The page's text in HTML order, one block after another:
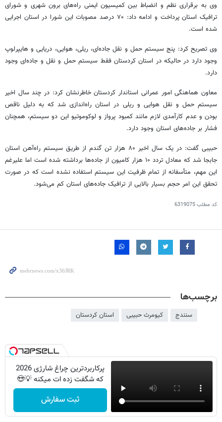
وی به برقراری نظم و انضباط بین کمیسیون ایمنی راه‌های برون شهری و شورای
ترافیک استان پرداخت و ادامه داد: ۷۰ درصد مصوبات این شورا در استان اجرایی
شده است.
وی تصریح کرد: پنج سیستم حمل و نقل جاده‌ای، ریلی، هوایی، دریایی و هایپرلوپ
وجود دارد درحالیکه در استان کردستان فقط سیستم حمل و نقل و جاده‌ای وجود
دارد.
معاون هماهنگی امور عمرانی استاندار کردستان خاطرنشان کرد: در چند سال اخیر
سیستم حمل و نقل هوایی و ریلی در استان راه‌اندازی شد که به دلیل ناقص
بودن و عدم کارآمدی لازم مانند کمبود پرواز و لوکوموتیو این دو سیستم، همچنان
فشار بر جاده‌های استان وجود دارد.
حبیبی گفت: در یک سال اخیر ٨۰ هزار تن گندم از طریق سیستم راه‌آهن استان
جابجا شد که معادل تردد ۱۰ هزار کامیون از جاده‌ها برداشته شده است اما علیرغم
این مهم، متأسفانه از تمام ظرفیت این سیستم استفاده نشده است که در صورت
تحقق این امر حجم بسیار بالایی از ترافیک جاده‌های استان کم می‌شود.
کد مطلب6319075
برچسب‌ها
سنندج کیومرث حبیبی استان کردستان
پرکاربردترین چراغ شارژی 2026
که شگفت زده ات میکنه 💡😍
ثبت سفارش